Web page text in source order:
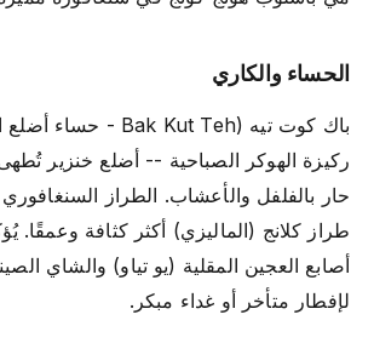
الحساء والكاري
باك كوت تيه (Bak Kut Teh - حساء أضلع الخنزير):
ركيزة الهوكر الصباحية -- أضلع خنزير
حار بالفلفل والأعشاب. الطراز
طراز كلانج (الماليزي) أكثر كثافة وعمقًا.
أصابع العجين المقلية (يو تياو) والشاي
لإفطار متأخر أو غداء مبكر.